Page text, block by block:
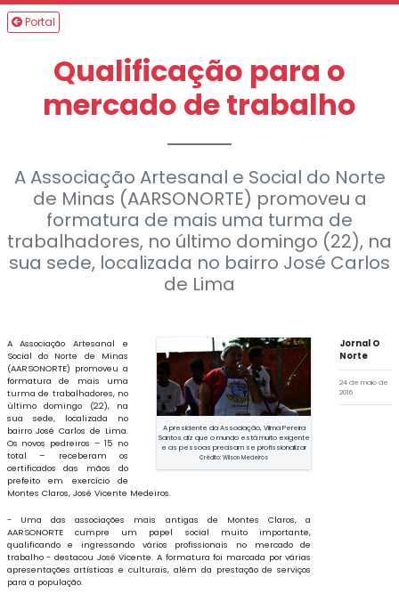
Portal
Qualificação para o
mercado de trabalho
A Associação Artesanal e Social do Norte
de Minas (AARSONORTE) promoveu a
formatura de mais uma turma de
trabalhadores, no último domingo (22), na
sua sede, localizada no bairro José Carlos
de Lima
A presidente da Associação, Vilma Pereira
Santos diz que o mundo está muito exigente
e as pessoas precisam se profissionalizar
Crédito: Wilson Medeiros
A Associação Artesanal e
Social do Norte de Minas
(AARSONORTE) promoveu a
formatura de mais uma
turma de trabalhadores, no
último domingo (22), na
sua sede, localizada no
bairro José Carlos de Lima.
Os novos pedreiros – 15 no
total – receberam os
certificados das mãos do
prefeito em exercício de
Montes Claros, José Vicente Medeiros.
- Uma das associações mais antigas de Montes Claros, a
AARSONORTE cumpre um papel social muito importante,
qualificando e ingressando vários profissionais no mercado de
trabalho - destacou José Vicente. A formatura foi marcada por várias
apresentações artísticas e culturais, além da prestação de serviços
para a população.
Jornal O
Norte
24 de maio de
2016